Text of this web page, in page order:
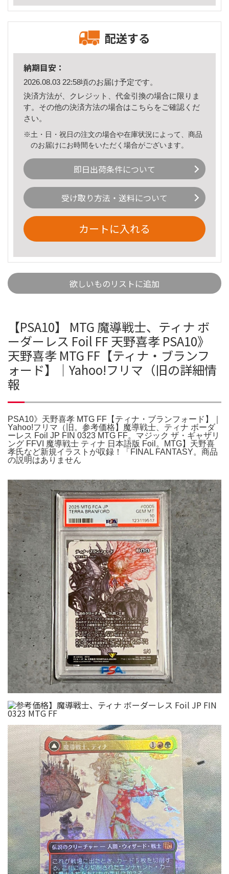
配送する
納期目安：
2026.08.03 22:58頃のお届け予定です。
決済方法が、クレジット、代金引換の場合に限りま
す。その他の決済方法の場合はこちら をご確認くだ
さい。
※土・日・祝日の注文の場合や在庫状況によって、商品
のお届けにお時間をいただく場合がございます。
即日出荷条件について
受け取り方法・送料について
カートに入れる
欲しいものリストに追加
【PSA10】 MTG 魔導戦士、ティナ ボ
ーダーレス Foil FF 天野喜孝 PSA10》
天野喜孝 MTG FF【ティナ・ブランフ
ォード】｜Yahoo!フリマ（旧の詳細情
報
PSA10》天野喜孝 MTG FF【ティナ・ブランフォード】｜
Yahoo!フリマ（旧。参考価格】魔導戦士、ティナ ボーダ
ーレス Foil JP FIN 0323 MTG FF。マジック ザ・ギャザリ
ング FFVI 魔導戦士 ティナ 日本語版 Foil。MTG】天野喜
孝氏など新規イラストが収録！「FINAL FANTASY。商品
の説明はありません